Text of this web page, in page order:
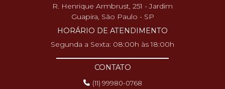
R. Henrique Armbrust, 251 - Jardim
Guapira, São Paulo - SP
HORÁRIO DE ATENDIMENTO
Segunda a Sexta: 08:00h às 18:00h
CONTATO
(11) 99980-0768